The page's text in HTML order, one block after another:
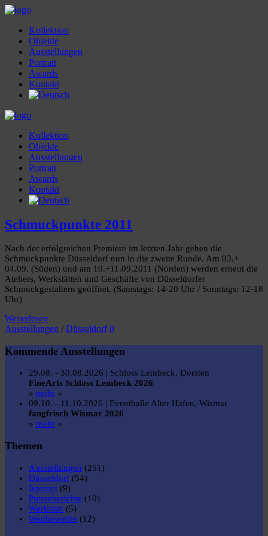
Kollektion
Objekte
Ausstellungen
Portrait
Awards
Kontakt
Kollektion
Objekte
Ausstellungen
Portrait
Awards
Kontakt
Schmuckpunkte 2011
Nach der erfolgreichen Premiere im letzten Jahr gehen die
Schmuckpunkte Düsseldorf nun in die zweite Runde. Am 03.+
04.09. (Süden) und am 10.+11.09.2011 (Norden) werden erneut die
Ateliers, Werkstätten und Geschäfte von Düsseldorfer
Schmuckgestaltern geöffnet. (Samstags: 14-20 Uhr / Sonntags: 12-18
Uhr)
Weiterlesen
Ausstellungen / Düsseldorf 0
Kommende Ausstellungen
29.08. - 30.08.2026 | Schloss Lembeck, Dorsten
FineArts Schloss Lembeck 2026
» mehr «
09.10. - 11.10.2026 | Eventhalle Alter Hafen, Wismar
fangfrisch Wismar 2026
» mehr «
Themen
Ausstellungen (251)
Düsseldorf (54)
Internet (9)
Presseberichte (10)
Werkstatt (5)
Wettbewerbe (12)